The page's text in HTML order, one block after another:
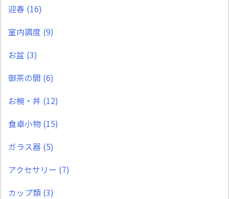
迎春 (16)
室内調度 (9)
お盆 (3)
御茶の間 (6)
お椀・丼 (12)
食卓小物 (15)
ガラス器 (5)
アクセサリー (7)
カップ類 (3)